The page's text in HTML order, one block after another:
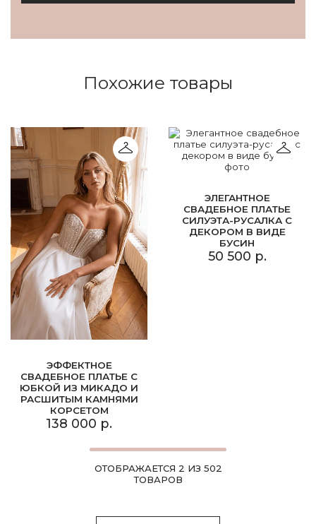
Похожие товары
ЭФФЕКТНОЕ
СВАДЕБНОЕ ПЛАТЬЕ С
ЮБКОЙ ИЗ МИКАДО И
РАСШИТЫМ КАМНЯМИ
КОРСЕТОМ
138 000 р.
ЭЛЕГАНТНОЕ
СВАДЕБНОЕ ПЛАТЬЕ
СИЛУЭТА-РУСАЛКА С
ДЕКОРОМ В ВИДЕ
БУСИН
50 500 р.
ОТОБРАЖАЕТСЯ 2 ИЗ 502
ТОВАРОВ